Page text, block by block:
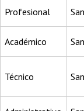
Profesional
Académico
Técnico